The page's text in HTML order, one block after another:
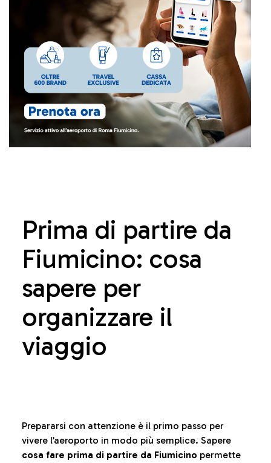
Prima di partire da
Fiumicino: cosa
sapere per
organizzare il
viaggio
Prepararsi con attenzione è il primo passo per
vivere l’aeroporto in modo più semplice. Sapere
cosa fare prima di partire da Fiumicino permette